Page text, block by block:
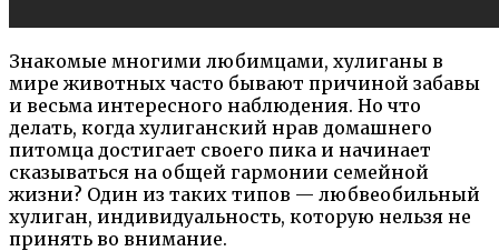
Знакомые многими любимцами, хулиганы в
мире животных часто бывают причиной забавы
и весьма интересного наблюдения. Но что
делать, когда хулиганский нрав домашнего
питомца достигает своего пика и начинает
сказываться на общей гармонии семейной
жизни? Один из таких типов — любвеобильный
хулиган, индивидуальность, которую нельзя не
принять во внимание.